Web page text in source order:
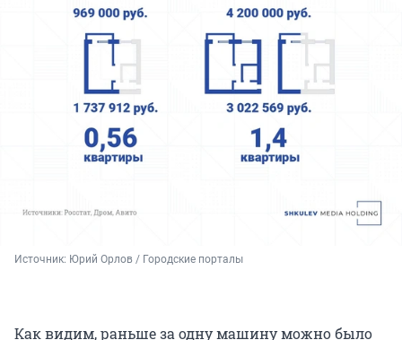
Источник: Юрий Орлов / Городские порталы
Как видим, раньше за одну машину можно было